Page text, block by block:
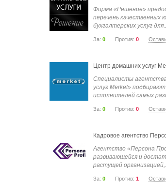
Фирма «Решение»
перечень качественных
бухгалтерских услуг
За: 0 Против: 0
Центр домашних услуг
Специалисты
услуг Merket»
исполнителей самых
За: 0 Против: 0
Кадровое агентство
Агентство «Персона
развивающейся и
растущей
За: 0 Против: 1